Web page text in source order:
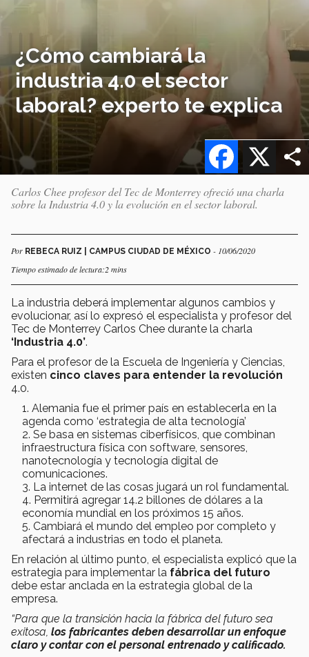
¿Cómo cambiará la
industria 4.0 el sector
laboral? experto te explica
X
Facebook
Carlos Chee profesor del Tec de Monterrey ofreció una charla
sobre la Industria 4.0 y la evolución en el sector laboral.
Por REBECA RUIZ | CAMPUS CIUDAD DE MÉXICO - 10/06/2020
Tiempo estimado de lectura:2 mins
La industria deberá implementar algunos cambios y
evolucionar, así lo expresó el especialista y profesor del
Tec de Monterrey Carlos Chee durante la charla
‘Industria 4.0’.
Para el profesor de la Escuela de Ingeniería y Ciencias,
existen cinco claves para entender la revolución
4.0.
Alemania fue el primer país en establecerla en la
agenda como ‘estrategia de alta tecnología’
Se basa en sistemas ciberfísicos, que combinan
infraestructura física con software, sensores,
nanotecnología y tecnología digital de
comunicaciones.
La internet de las cosas jugará un rol fundamental.
Permitirá agregar 14.2 billones de dólares a la
economía mundial en los próximos 15 años.
Cambiará el mundo del empleo por completo y
afectará a industrias en todo el planeta.
En relación al último punto, el especialista explicó que la
estrategia para implementar la fábrica del futuro
debe estar anclada en la estrategia global de la
empresa.
“Para que la transición hacia la fábrica del futuro sea
exitosa, los fabricantes deben desarrollar un enfoque
claro y contar con el personal entrenado y calificado.